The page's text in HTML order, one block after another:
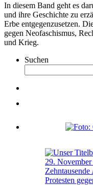
In diesem Band geht es
und ihre Geschichte zu
Erbe entgegenzusetzen.
gegen Neofaschismus,
und Krieg.
Suchen